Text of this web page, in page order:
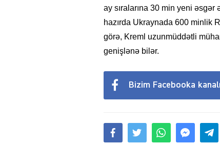
ay sıralarına 30 min yeni
hazırda Ukraynada 600 minlik
görə, Kreml uzunmüddətli
genişlənə bilər.
Bizim Facebooka